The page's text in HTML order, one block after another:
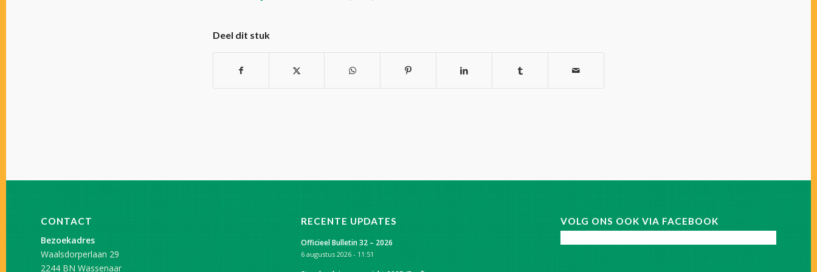
Deel dit stuk
CONTACT
Bezoekadres
Waalsdorperlaan 29
2244 BN Wassenaar
RECENTE UPDATES
Officieel Bulletin 32 – 2026
6 augustus 2026 - 11:51
VOLG ONS OOK VIA FACEBOOK